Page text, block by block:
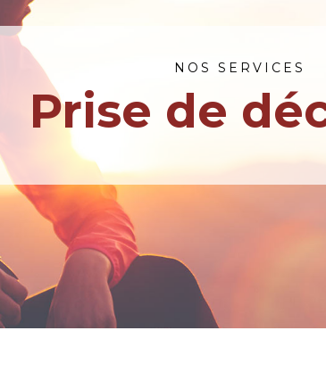
NOS SERVICES
Prise de